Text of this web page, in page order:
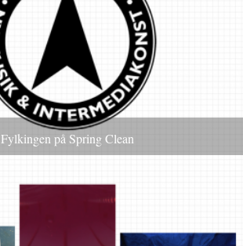
Fylkingen på Spring Clean